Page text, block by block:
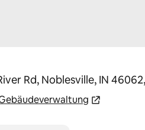
Rd, Noblesville, IN